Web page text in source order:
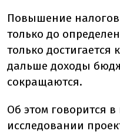
Повышение
только до
только достигается
дальше доходы
сокращаются.
Об этом говорится
исследовании